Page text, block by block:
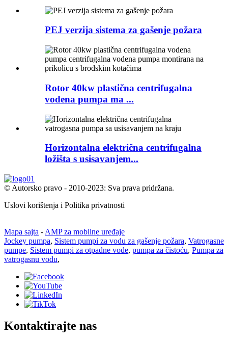
PEJ verzija sistema za gašenje požara
Rotor 40kw plastična centrifugalna
vodena pumpa ma ...
Horizontalna električna centrifugalna
ložišta s usisavanjem...
© Autorsko pravo - 2010-2023: Sva prava pridržana.
Uslovi korištenja i Politika privatnosti
Mapa sajta - AMP za mobilne uređaje
Jockey pumpa, Sistem pumpi za vodu za gašenje požara, Vatrogasne
pumpe, Sistem pumpi za otpadne vode, pumpa za čistoću, Pumpa za
vatrogasnu vodu,
Kontaktirajte nas